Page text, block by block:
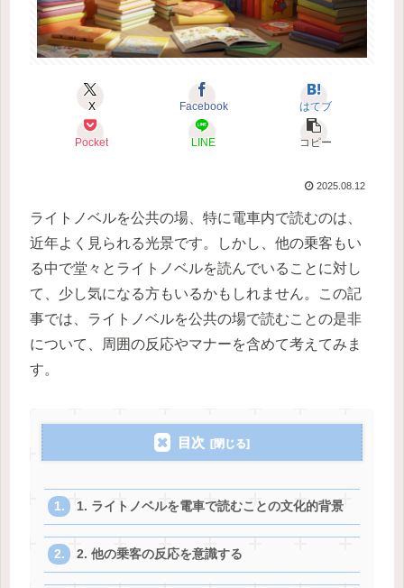
X Facebook はてブ
Pocket LINE コピー
2025.08.12
ライトノベルを公共の場、特に電車内で読むのは、
近年よく見られる光景です。しかし、他の乗客もい
る中で堂々とライトノベルを読んでいることに対し
て、少し気になる方もいるかもしれません。この記
事では、ライトノベルを公共の場で読むことの是非
について、周囲の反応やマナーを含めて考えてみま
す。
目次
1. ライトノベルを電車で読むことの文化的背景
2. 他の乗客の反応を意識する